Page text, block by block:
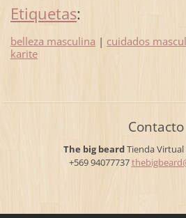
Etiquetas:
belleza masculina | cuidados
karite
Contacto
The big beardTienda Virtual
+569 94077737thebigbe